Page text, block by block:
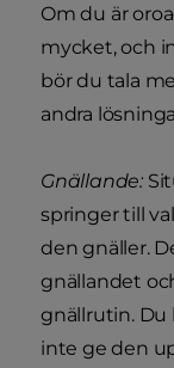
Om du är
mycket, och
bör du tala
andra
Gnällande:
springer till
den gnäller.
gnällandet
gnällrutin. Du
inte ge den